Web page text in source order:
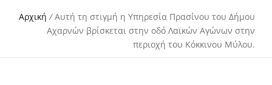
Αρχική /Αυτή τη στιγμή η Υπηρεσία Πρασίνου του Δήμου
Αχαρνών βρίσκεται στην οδό Λαϊκών Αγώνων στην
περιοχή του Κόκκινου Μύλου.